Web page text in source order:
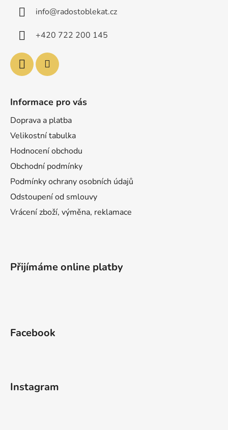
info@radostoblekat.cz
+420 722 200 145
Informace pro vás
Doprava a platba
Velikostní tabulka
Hodnocení obchodu
Obchodní podmínky
Podmínky ochrany osobních údajů
Odstoupení od smlouvy
Vrácení zboží, výměna, reklamace
Přijímáme online platby
Facebook
Instagram